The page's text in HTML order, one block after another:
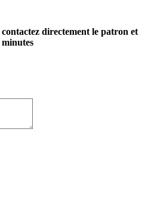
directement le patron et
minutes